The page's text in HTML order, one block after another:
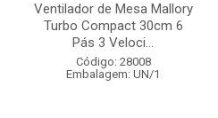
Ventilador de Mesa Mallory
Turbo Compact 30cm 6
Pás 3 Veloci...
Código: 28008
Embalagem: UN/1